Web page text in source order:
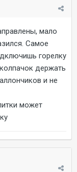
мало
Самое
горелку
держать
и не
может